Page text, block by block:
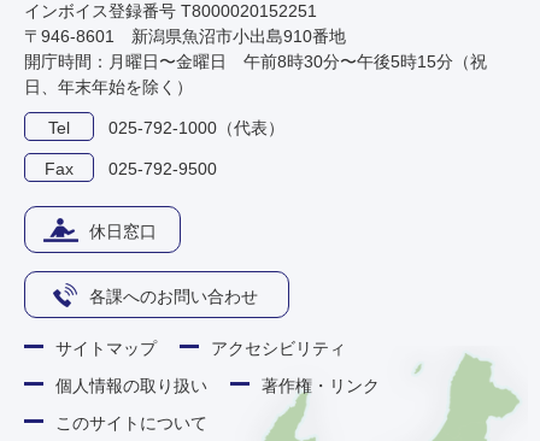
インボイス登録番号 T8000020152251
〒946-8601 新潟県魚沼市小出島910番地
開庁時間：月曜日〜金曜日 午前8時30分〜午後5時15分（祝
日、年末年始を除く）
Tel 025-792-1000（代表）
Fax 025-792-9500
休日窓口
各課へのお問い合わせ
サイトマップ
アクセシビリティ
個人情報の取り扱い
著作権・リンク
このサイトについて